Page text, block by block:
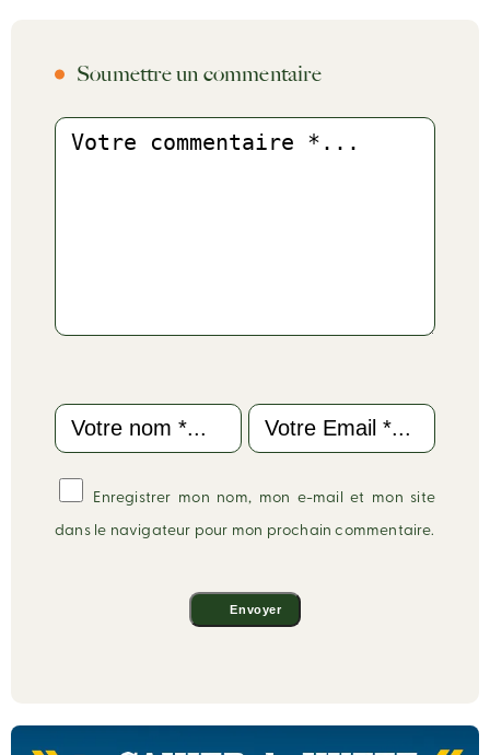
Soumettre un commentaire
Commentaire
Enregistrer mon nom, mon e-mail et mon site
dans le navigateur pour mon prochain commentaire.